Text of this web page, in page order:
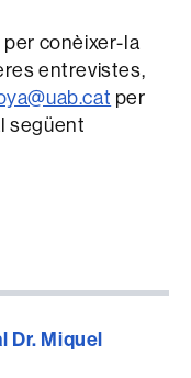
per conèixer-la
entrevistes,
per
següent
Dr. Miquel